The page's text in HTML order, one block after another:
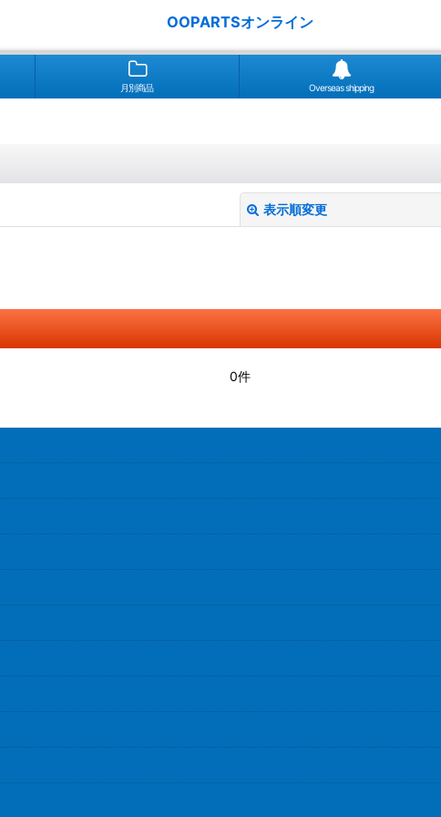
OOPARTSオンライン
月別商品 Overseas shipping
表示順変更
0件